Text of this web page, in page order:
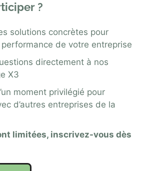
?
solutions concrètes pour
de votre entreprise
directement à nos
X3
moment privilégié pour
d’autres entreprises de la
limitées, inscrivez-vous dès